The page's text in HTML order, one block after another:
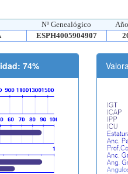
Nº Genealógico
ESPH4005904907
74%